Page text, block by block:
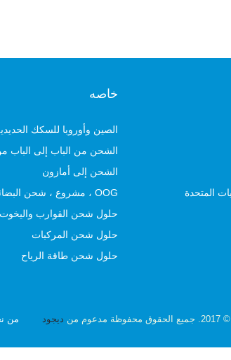
خاصه
الصين وأوروبا للسكك
الشحن من الباب إلى الباب
الشحن إلى أمازون
OOG ، مشروع ، شحن البضائع كبيرة الحجم والثقيلة من الصين
حلول شحن القوارب واليخوت
حلول شحن المركبات
حلول شحن طاقة الرياح
المتحدة
من ديجود من